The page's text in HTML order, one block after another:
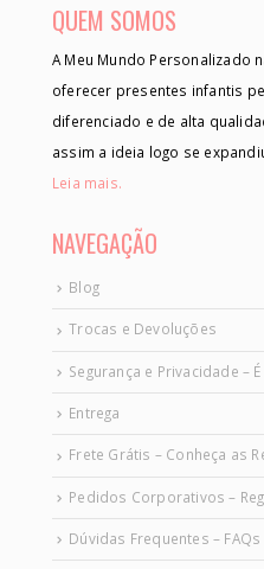
QUEM SOMOS
A Meu Mundo Personalizado
oferecer presentes infantis
diferenciado e de alta
assim a ideia logo se
Leia mais.
NAVEGAÇÃO
Blog
Trocas e Devoluções
Segurança e Privacidade –
Entrega
Frete Grátis – Conheça as
Pedidos Corporativos –
Dúvidas Frequentes – FAQs